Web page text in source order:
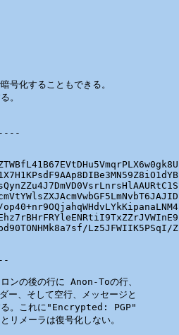
号化することもできる。
。
op40+nr9OQjahqWHdvLYkKipanaLNM4
Lz5JFWIIK5PSqI/Z
ンの後の行に Anon-Toの行、
、そして空行、メッセージと
る。これに"Encrypted: PGP"
リメーラは復号化しない。